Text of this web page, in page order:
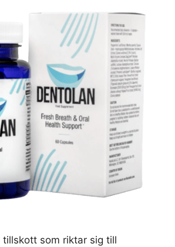
som riktar sig till